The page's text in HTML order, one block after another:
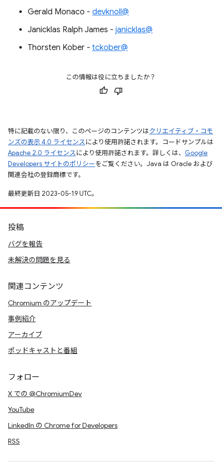
Gerald Monaco - devknoll@
Janicklas Ralph James - janicklas@
Thorsten Kober - tckober@
この情報は役に立ちましたか？
特に記載のない限り、このページのコンテンツはクリエイティブ・コモ
ンズの表示 4.0 ライセンスにより使用許諾されます。コードサンプルは
Apache 2.0 ライセンスにより使用許諾されます。詳しくは、 Google
Developers サイトのポリシーをご覧ください。Java は Oracle および
関連会社の登録商標です。
最終更新日 2023-05-19 UTC。
投稿
バグを報告
未解決の問題を見る
関連コンテンツ
Chromium のアップデート
事例紹介
アーカイブ
ポッドキャストと番組
フォロー
X での @ChromiumDev
YouTube
LinkedIn の Chrome for Developers
RSS